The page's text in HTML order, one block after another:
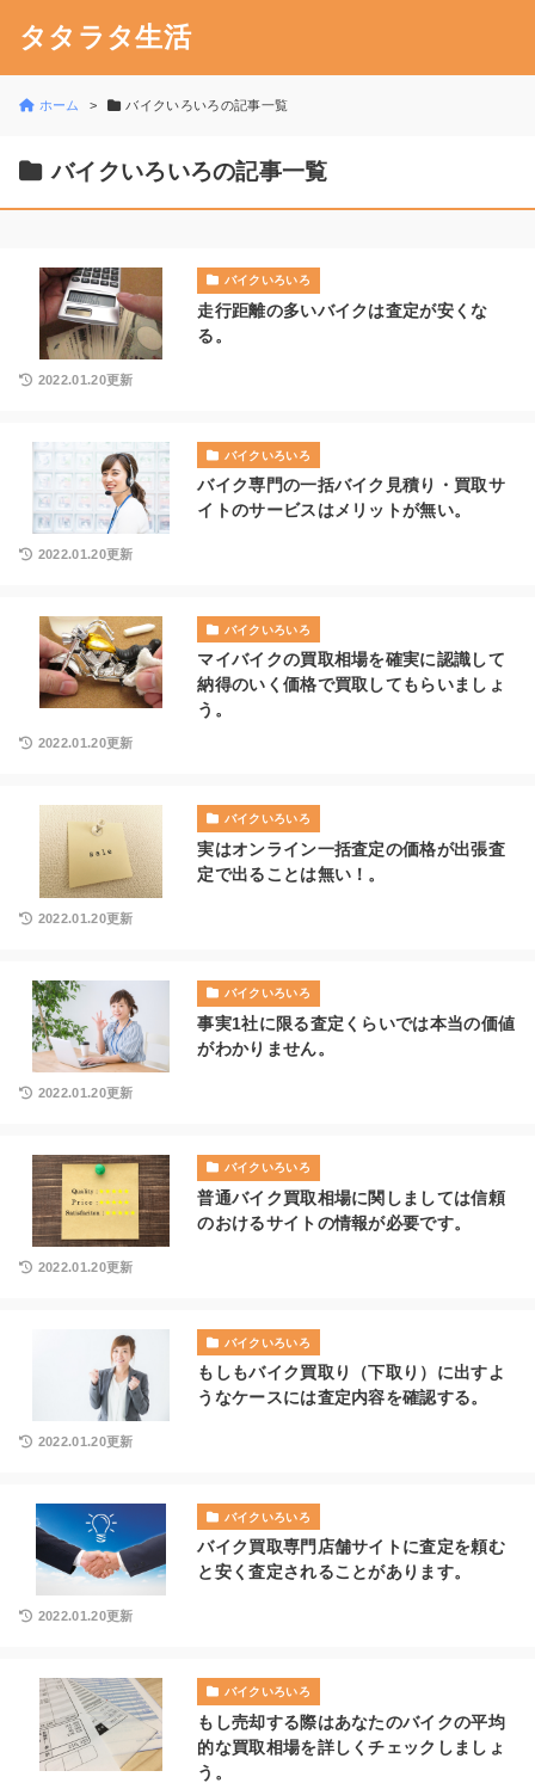
タタラタ生活
ホーム バイクいろいろの記事一覧
バイクいろいろの記事一覧
バイクいろいろ
走行距離の多いバイクは査定が安くな
る。
2022.01.20更新
バイクいろいろ
バイク専門の一括バイク見積り・買取サ
イトのサービスはメリットが無い。
2022.01.20更新
バイクいろいろ
マイバイクの買取相場を確実に認識して
納得のいく価格で買取してもらいましょ
う。
2022.01.20更新
バイクいろいろ
実はオンライン一括査定の価格が出張査
定で出ることは無い！。
2022.01.20更新
バイクいろいろ
事実1社に限る査定くらいでは本当の価値
がわかりません。
2022.01.20更新
バイクいろいろ
普通バイク買取相場に関しましては信頼
のおけるサイトの情報が必要です。
2022.01.20更新
バイクいろいろ
もしもバイク買取り（下取り）に出すよ
うなケースには査定内容を確認する。
2022.01.20更新
バイクいろいろ
バイク買取専門店舗サイトに査定を頼む
と安く査定されることがあります。
2022.01.20更新
バイクいろいろ
もし売却する際はあなたのバイクの平均
的な買取相場を詳しくチェックしましょ
う。